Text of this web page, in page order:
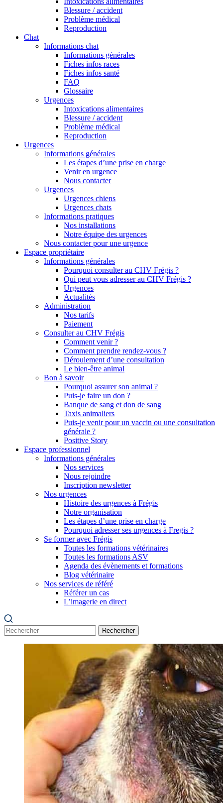
Blessure / accident
Problème médical
Reproduction
Chat
Informations chat
Informations générales
Fiches infos races
Fiches infos santé
FAQ
Glossaire
Urgences
Intoxications alimentaires
Blessure / accident
Problème médical
Reproduction
Urgences
Informations générales
Les étapes d’une prise en charge
Venir en urgence
Nous contacter
Urgences
Urgences chiens
Urgences chats
Informations pratiques
Nos installations
Notre équipe des urgences
Nous contacter pour une urgence
Espace propriétaire
Informations générales
Pourquoi consulter au CHV Frégis ?
Qui peut vous adresser au CHV Frégis ?
Urgences
Actualités
Administration
Nos tarifs
Paiement
Consulter au CHV Frégis
Comment venir ?
Comment prendre rendez-vous ?
Déroulement d’une consultation
Le bien-être animal
Bon à savoir
Pourquoi assurer son animal ?
Puis-je faire un don ?
Banque de sang et don de sang
Taxis animaliers
Puis-je venir pour un vaccin ou une consultation
générale ?
Positive Story
Espace professionnel
Informations générales
Nos services
Nous rejoindre
Inscription newsletter
Nos urgences
Histoire des urgences à Frégis
Notre organisation
Les étapes d’une prise en charge
Pourquoi adresser ses urgences à Fregis ?
Se former avec Frégis
Toutes les formations vétérinaires
Toutes les formations ASV
Agenda des évènements et formations
Blog vétérinaire
Nos services de référé
Référer un cas
L’imagerie en direct
Rechercher